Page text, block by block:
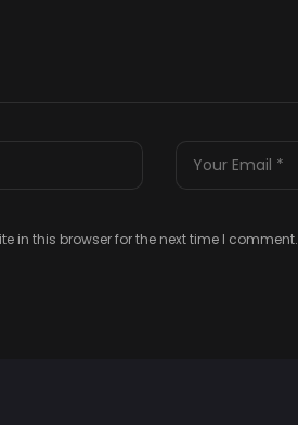
in this browser for the next time I comment.